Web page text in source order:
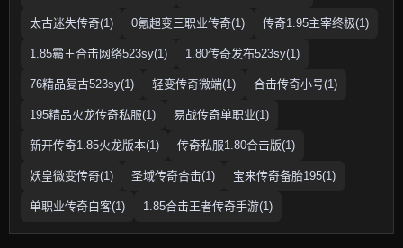
太古迷失传奇(1) 0氪超变三职业传奇(1) 传奇1.95主宰终极(1)
1.85霸王合击网络523sy(1) 1.80传奇发布523sy(1)
76精品复古523sy(1) 轻变传奇微端(1) 合击传奇小号(1)
195精品火龙传奇私服(1) 易战传奇单职业(1)
新开传奇1.85火龙版本(1) 传奇私服1.80合击版(1)
妖皇微变传奇(1) 圣域传奇合击(1) 宝来传奇备胎195(1)
单职业传奇白客(1) 1.85合击王者传奇手游(1)